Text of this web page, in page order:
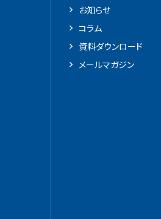
お知らせ
コラム
資料ダウンロード
メールマガジン